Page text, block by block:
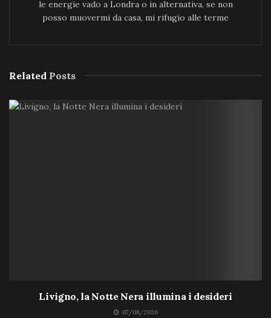
le energie vado a Londra o in alternativa, se non
posso muovermi da casa, mi rifugio alle terme
Related Posts
Livigno, la Notte Nera illumina i desideri
07/08/2026